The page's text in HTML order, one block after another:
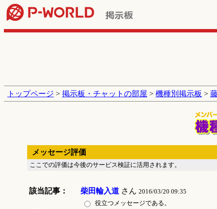
トップページ > 掲示板・チャットの部屋 > 機種別掲示板 >
メッセージ評価
ここでの評価は今後のサービス検証に活用されます。
該当記事： 柴田輪入道さん 2016/03/20 09:35
役立つメッセージである。